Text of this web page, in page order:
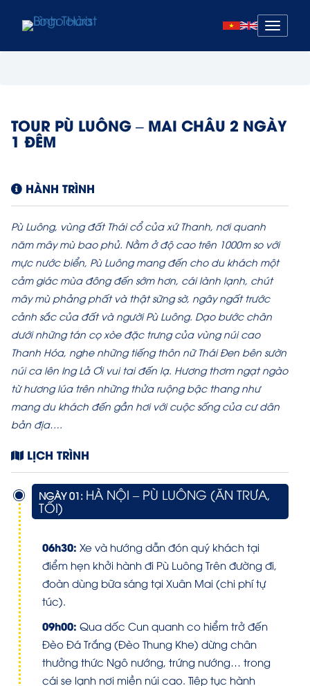
Mở
menu
TOUR PÙ LUÔNG – MAI CHÂU 2 NGÀY
1 ĐÊM
HÀNH TRÌNH
Pù Luông, vùng đất Thái cổ của xứ Thanh, nơi quanh
năm mây mù bao phủ. Nằm ở độ cao trên 1000m so với
mực nước biển, Pù Luông mang đến cho du khách một
cảm giác mùa đông đến sớm hơn, cái lành lạnh, chút
mây mù phảng phất và thật sững sờ, ngây ngất trước
cảnh sắc của đất và người Pù Luông. Dạo bước chân
dưới những tán cọ xòe đặc trưng của vùng núi cao
Thanh Hóa, nghe những tiếng thôn nữ Thái Đen bên sườn
núi ca lên Ing Lả Ơi vui tai đến lạ. Hương thơm ngạt ngào
từ hương lúa trên những thửa ruộng bậc thang như
mang du khách đến gần hơi với cuộc sống của cư dân
bản địa….
LỊCH TRÌNH
NGÀY 01: HÀ NỘI – PÙ LUÔNG (ĂN TRƯA,
TỐI)
06h30: Xe và hướng dẫn đón quý khách tại
điểm hẹn khởi hành đi Pù Luông Trên đường đi,
đoàn dùng bữa sáng tại Xuân Mai (chi phí tự
túc).
09h00: Qua dốc Cun quanh co hiểm trở đến
Đèo Đá Trắng (Đèo Thung Khe) dừng chân
thưởng thức Ngô nướng, trứng nướng… trong
cái se lạnh nơi miền núi cao. Tiêp tục hành